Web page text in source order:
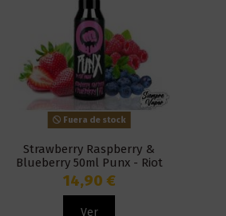
Fuera de stock
Strawberry Raspberry &
Blueberry 50ml Punx - Riot
Squad
14,90 €
Ver